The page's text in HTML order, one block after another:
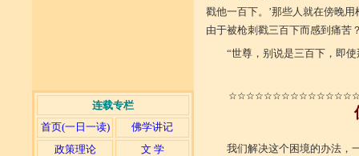
连载专栏
首页(一日一读)
佛学讲记
政策理论
文 学
戳他一百下。’那些人就在傍晚
由于被枪刺戳三百下而感到痛苦
“世尊，别说是三百下，即
我们解决这个困境的办法，